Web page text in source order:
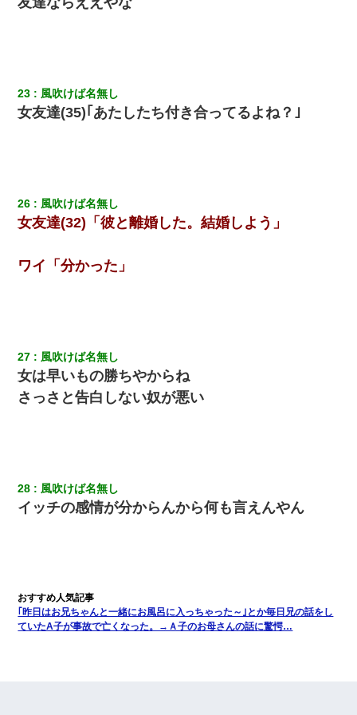
23 風吹けば名無し
女友達(35)｢あたしたち付き合ってるよね？｣
26 風吹けば名無し
女友達(32)「彼と離婚した。結婚しよう」
ワイ「分かった」
27 風吹けば名無し
女は早いもの勝ちやからね
さっさと告白しない奴が悪い
28 風吹けば名無し
イッチの感情が分からんから何も言えんやん
｢昨日はお兄ちゃんと一緒にお風呂に入っちゃった～｣とか毎日兄の話をし
ていたA子が事故で亡くなった。→Ａ子のお母さんの話に驚愕…